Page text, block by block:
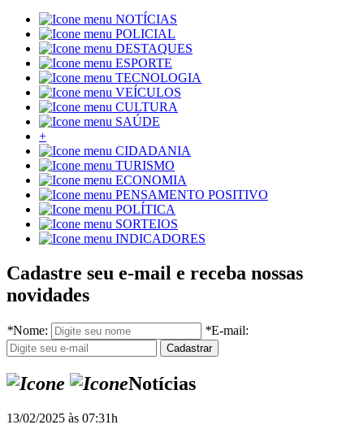
NOTÍCIAS
POLICIAL
DESTAQUES
ESPORTE
TECNOLOGIA
VEÍCULOS
CULTURA
SAÚDE
+
CIDADANIA
TURISMO
ECONOMIA
PENSAMENTO POSITIVO
POLÍTICA
SORTEIOS
INDICADORES
Cadastre seu e-mail e receba nossas
novidades
*Nome: *E-mail:
Notícias
13/02/2025 às 07:31h